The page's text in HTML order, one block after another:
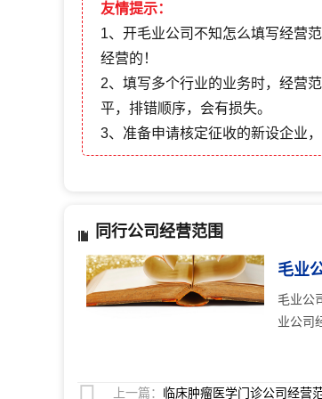
友情提示：
1、开毛业公司不知怎么填写经营
经营的！
2、填写多个行业的业务时，经营
平，排错顺序，会有损失。
3、准备申请核定征收的新设企业
同行公司经营范围
毛业
毛业公
业公司
上一篇： 临床肿瘤医学门诊公司经营